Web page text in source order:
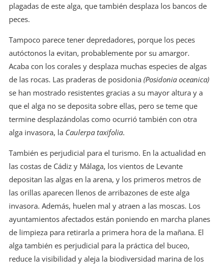
plagadas de este alga, que también desplaza los bancos de
peces.
Tampoco parece tener depredadores, porque los peces
autóctonos la evitan, probablemente por su amargor.
Acaba con los corales y desplaza muchas especies de algas
de las rocas. Las praderas de posidonia (Posidonia oceanica)
se han mostrado resistentes gracias a su mayor altura y a
que el alga no se deposita sobre ellas, pero se teme que
termine desplazándolas como ocurrió también con otra
alga invasora, la Caulerpa taxifolia.
También es perjudicial para el turismo. En la actualidad en
las costas de Cádiz y Málaga, los vientos de Levante
depositan las algas en la arena, y los primeros metros de
las orillas aparecen llenos de arribazones de este alga
invasora. Además, huelen mal y atraen a las moscas. Los
ayuntamientos afectados están poniendo en marcha planes
de limpieza para retirarla a primera hora de la mañana. El
alga también es perjudicial para la práctica del buceo,
reduce la visibilidad y aleja la biodiversidad marina de los